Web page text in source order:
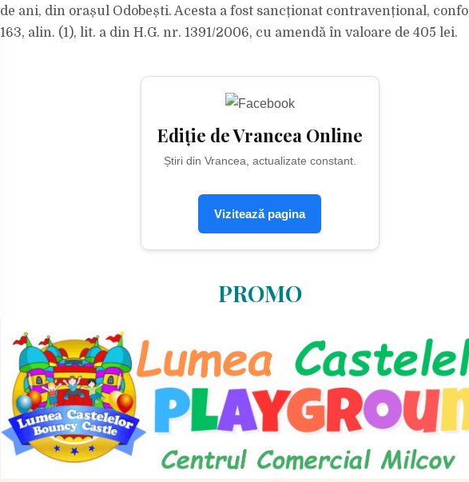
de ani, din orașul Odobești. Acesta a fost sancționat contravențional,
163, alin. (1), lit. a din H.G. nr. 1391/2006, cu amendă în valoare de 405 lei.
Ediție de Vrancea Online
Știri din Vrancea, actualizate constant.
Vizitează pagina
PROMO